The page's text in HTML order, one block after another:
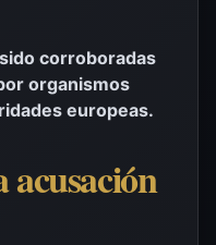
corroboradas
organismos
europeas.